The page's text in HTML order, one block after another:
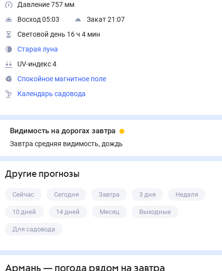
Давление 757 мм
Восход 05:03
Закат 21:07
Световой день 16 ч 4 мин
Старая луна
UV-индекс 4
Спокойное магнитное поле
Календарь садовода
Видимость на дорогах завтра
Завтра средняя видимость, дождь
Другие прогнозы
Сейчас Сегодня Завтра 3 дня Неделя
10 дней 14 дней Месяц Выходные
Для садовода
Армань — погода рядом на завтра